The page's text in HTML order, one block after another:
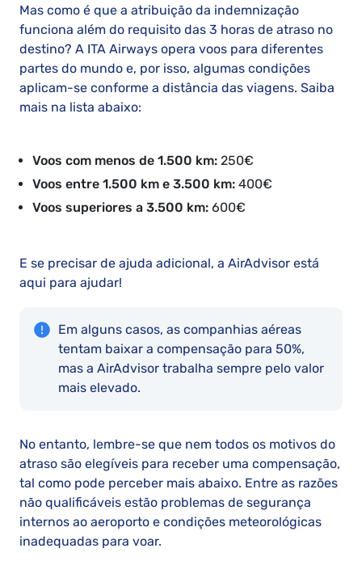
Mas como é que a atribuição da indemnização
funciona além do requisito das 3 horas de atraso no
destino? A ITA Airways opera voos para diferentes
partes do mundo e, por isso, algumas condições
aplicam-se conforme a distância das viagens. Saiba
mais na lista abaixo:
Voos com menos de 1.500 km: 250€
Voos entre 1.500 km e 3.500 km: 400€
Voos superiores a 3.500 km: 600€
E se precisar de ajuda adicional, a AirAdvisor está
aqui para ajudar!
Em alguns casos, as companhias aéreas
tentam baixar a compensação para 50%,
mas a AirAdvisor trabalha sempre pelo valor
mais elevado.
No entanto, lembre-se que nem todos os motivos do
atraso são elegíveis para receber uma compensação,
tal como pode perceber mais abaixo. Entre as razões
não qualificáveis estão problemas de segurança
internos ao aeroporto e condições meteorológicas
inadequadas para voar.